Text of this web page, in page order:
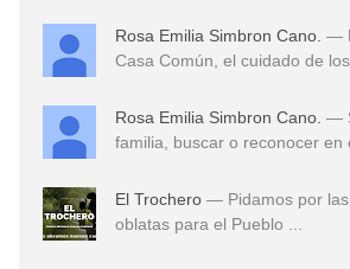
Rosa Emilia Simbron Cano. — El cuidado de la
Casa Común, el cuidado de los
Rosa Emilia Simbron Cano. — Ser Oblato es ser
familia, buscar o reconocer en
El Trochero — Pidamos por las vocaciones
oblatas para el Pueblo ...